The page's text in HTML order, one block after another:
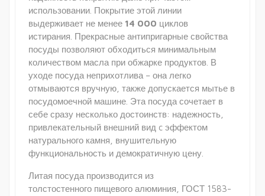
использовании. Покрытие этой линии
выдерживает не менее 14 000 циклов
истирания. Прекрасные антипригарные свойства
посуды позволяют обходиться минимальным
количеством масла при обжарке продуктов. В
уходе посуда неприхотлива – она легко
отмываются вручную, также допускается мытье в
посудомоечной машине. Эта посуда сочетает в
себе сразу несколько достоинств: надежность,
привлекательный внешний вид c эффектом
натурального камня, внушительную
функциональность и демократичную цену.
Литая посуда производится из
толстостенного пищевого алюминия, ГОСТ 1583-